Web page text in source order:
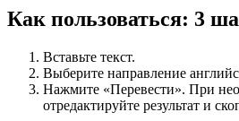
Как пользоваться: 3
Вставьте текст.
Выберите направление
Нажмите «Перевести». При
отредактируйте результат и